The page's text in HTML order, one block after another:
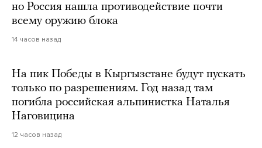
но Россия нашла противодействие почти
всему оружию блока
14 часов назад
На пик Победы в Кыргызстане будут пускать
только по разрешениям. Год назад там
погибла российская альпинистка Наталья
Наговицина
12 часов назад